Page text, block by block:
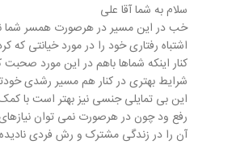
سلام به شما آقا علی
خب در این مسیر در هرصورت همسر شما
اشتباه رفتاری خود را در مورد خیانتی که
کنار اینکه شماها باهم در این مورد صحبت
شرایط بهتری در کنار هم مسیر رشدی
این بی تمایلی جنسی نیز بهتر است با
رفع ود چون در هرصورت نمی توان
آن را در زندگی مشترک و رش فردی